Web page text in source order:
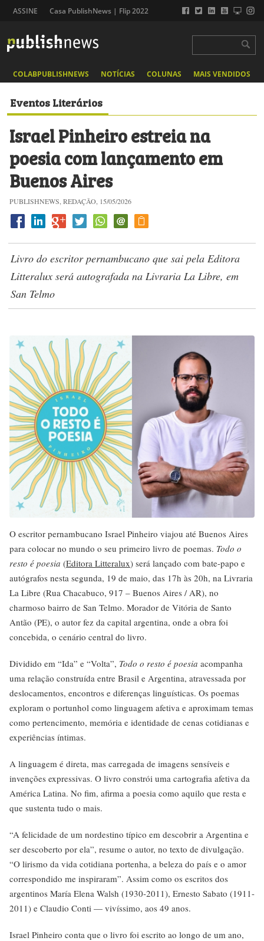
ASSINE Casa PublishNews | Flip 2022
COLABPUBLISHNEWS NOTÍCIAS COLUNAS MAIS VENDIDOS
Eventos Literários
Israel Pinheiro estreia na
poesia com lançamento em
Buenos Aires
PUBLISHNEWS, REDAÇÃO, 15/05/2026
Livro do escritor pernambucano que sai pela Editora
Litteralux será autografada na Livraria La Libre, em
San Telmo
O escritor pernambucano Israel Pinheiro viajou até Buenos Aires
para colocar no mundo o seu primeiro livro de poemas. Todo o
resto é poesia (Editora Litteralux) será lançado com bate-papo e
autógrafos nesta segunda, 19 de maio, das 17h às 20h, na Livraria
La Libre (Rua Chacabuco, 917 – Buenos Aires / AR), no
charmoso bairro de San Telmo. Morador de Vitória de Santo
Antão (PE), o autor fez da capital argentina, onde a obra foi
concebida, o cenário central do livro.
Dividido em “Ida” e “Volta”, Todo o resto é poesia acompanha
uma relação construída entre Brasil e Argentina, atravessada por
deslocamentos, encontros e diferenças linguísticas. Os poemas
exploram o portunhol como linguagem afetiva e aproximam temas
como pertencimento, memória e identidade de cenas cotidianas e
experiências íntimas.
A linguagem é direta, mas carregada de imagens sensíveis e
invenções expressivas. O livro constrói uma cartografia afetiva da
América Latina. No fim, afirma a poesia como aquilo que resta e
que sustenta tudo o mais.
“A felicidade de um nordestino típico em descobrir a Argentina e
ser descoberto por ela”, resume o autor, no texto de divulgação.
“O lirismo da vida cotidiana portenha, a beleza do país e o amor
correspondido me inspiraram”. Assim como os escritos dos
argentinos María Elena Walsh (1930-2011), Ernesto Sabato (1911-
2011) e Claudio Conti — vivíssimo, aos 49 anos.
Israel Pinheiro conta que o livro foi escrito ao longo de um ano,